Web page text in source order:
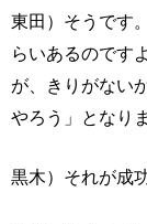
東田）そうです
らいあるのです
が、きりがない
やろう」となり
黒木）それが成